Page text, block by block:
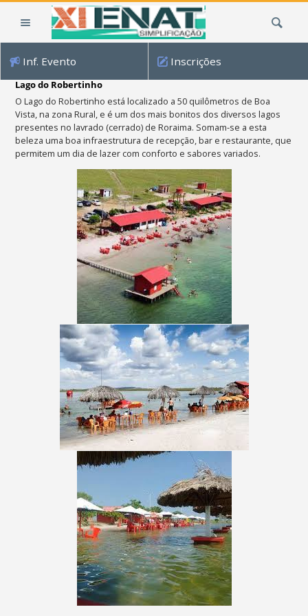
Inf. Evento Inscrições
Lago do Robertinho
O Lago do Robertinho está localizado a 50 quilômetros de Boa
Vista, na zona Rural, e é um dos mais bonitos dos diversos lagos
presentes no lavrado (cerrado) de Roraima. Somam-se a esta
beleza uma boa infraestrutura de recepção, bar e restaurante, que
permitem um dia de lazer com conforto e sabores variados.